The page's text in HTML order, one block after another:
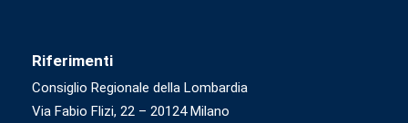
Riferimenti
Consiglio Regionale della Lombardia
Via Fabio Flizi, 22 – 20124 Milano